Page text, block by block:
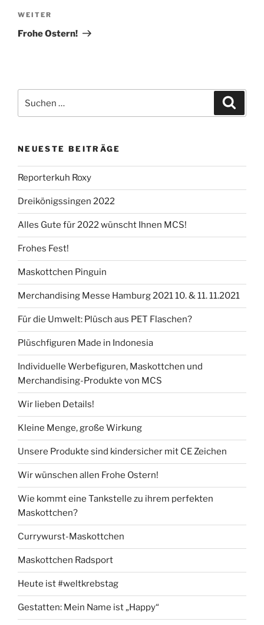
Nächster
Beitrag
WEITER
Frohe Ostern!
nach:
NEUESTE BEITRÄGE
Reporterkuh Roxy
Dreikönigssingen 2022
Alles Gute für 2022 wünscht Ihnen MCS!
Frohes Fest!
Maskottchen Pinguin
Merchandising Messe Hamburg 2021 10. & 11. 11.2021
Für die Umwelt: Plüsch aus PET Flaschen?
Plüschfiguren Made in Indonesia
Individuelle Werbefiguren, Maskottchen und
Merchandising-­Produkte von MCS
Wir lieben Details!
Kleine Menge, große Wirkung
Unsere Produkte sind kindersicher mit CE Zeichen
Wir wünschen allen Frohe Ostern!
Wie kommt eine Tankstelle zu ihrem perfekten
Maskottchen?
Currywurst-Maskottchen
Maskottchen Radsport
Heute ist #weltkrebstag
Gestatten: Mein Name ist „Happy“